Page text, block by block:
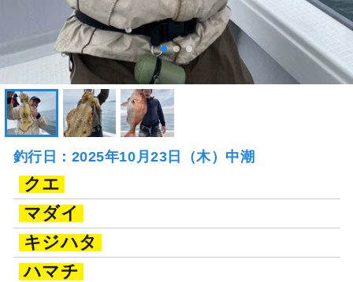
釣行日：2025年10月23日（木）中潮
クエ
マダイ
キジハタ
ハマチ